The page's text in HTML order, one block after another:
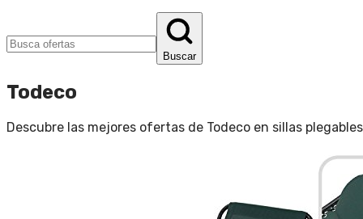
Buscar
Todeco
Descubre las mejores ofertas de Todeco en sillas plegables